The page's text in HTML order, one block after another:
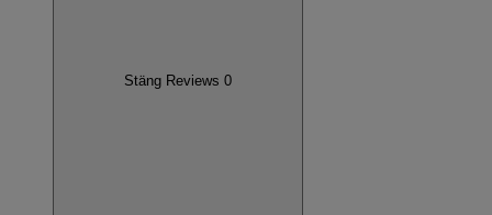
Stäng Reviews 0